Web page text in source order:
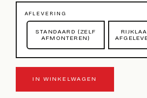
AFLEVERING
STANDAARD (ZELF
AFMONTEREN)
IN WINKELWAGEN